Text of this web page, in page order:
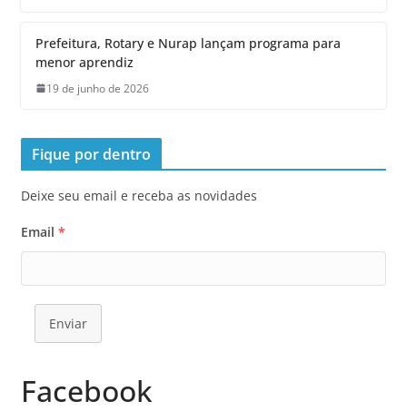
Prefeitura, Rotary e Nurap lançam programa para
menor aprendiz
19 de junho de 2026
Fique por dentro
Deixe seu email e receba as novidades
Email *
Enviar
Facebook